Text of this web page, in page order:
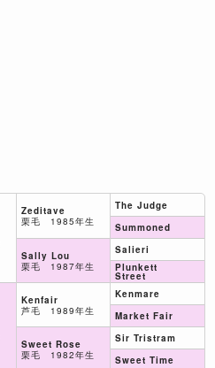
Zeditave
栗毛 1985年生
Sally Lou
栗毛 1987年生
Kenfair
芦毛 1989年生
Sweet Rose
栗毛 1982年生
The Judge
Summoned
Salieri
Plunkett
Street
Kenmare
Market Fair
Sir Tristram
Sweet Time